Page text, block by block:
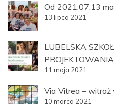
Od 2021.07.13
13 lipca 2021
LUBELSKA
11 maja 2021
Via Vitrea –
10 marca 2021